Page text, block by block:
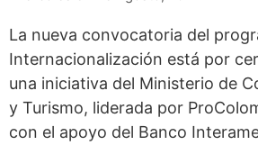
La nueva convocatoria del
Internacionalización está por
una iniciativa del Ministerio de
y Turismo, liderada por
con el apoyo del Banco